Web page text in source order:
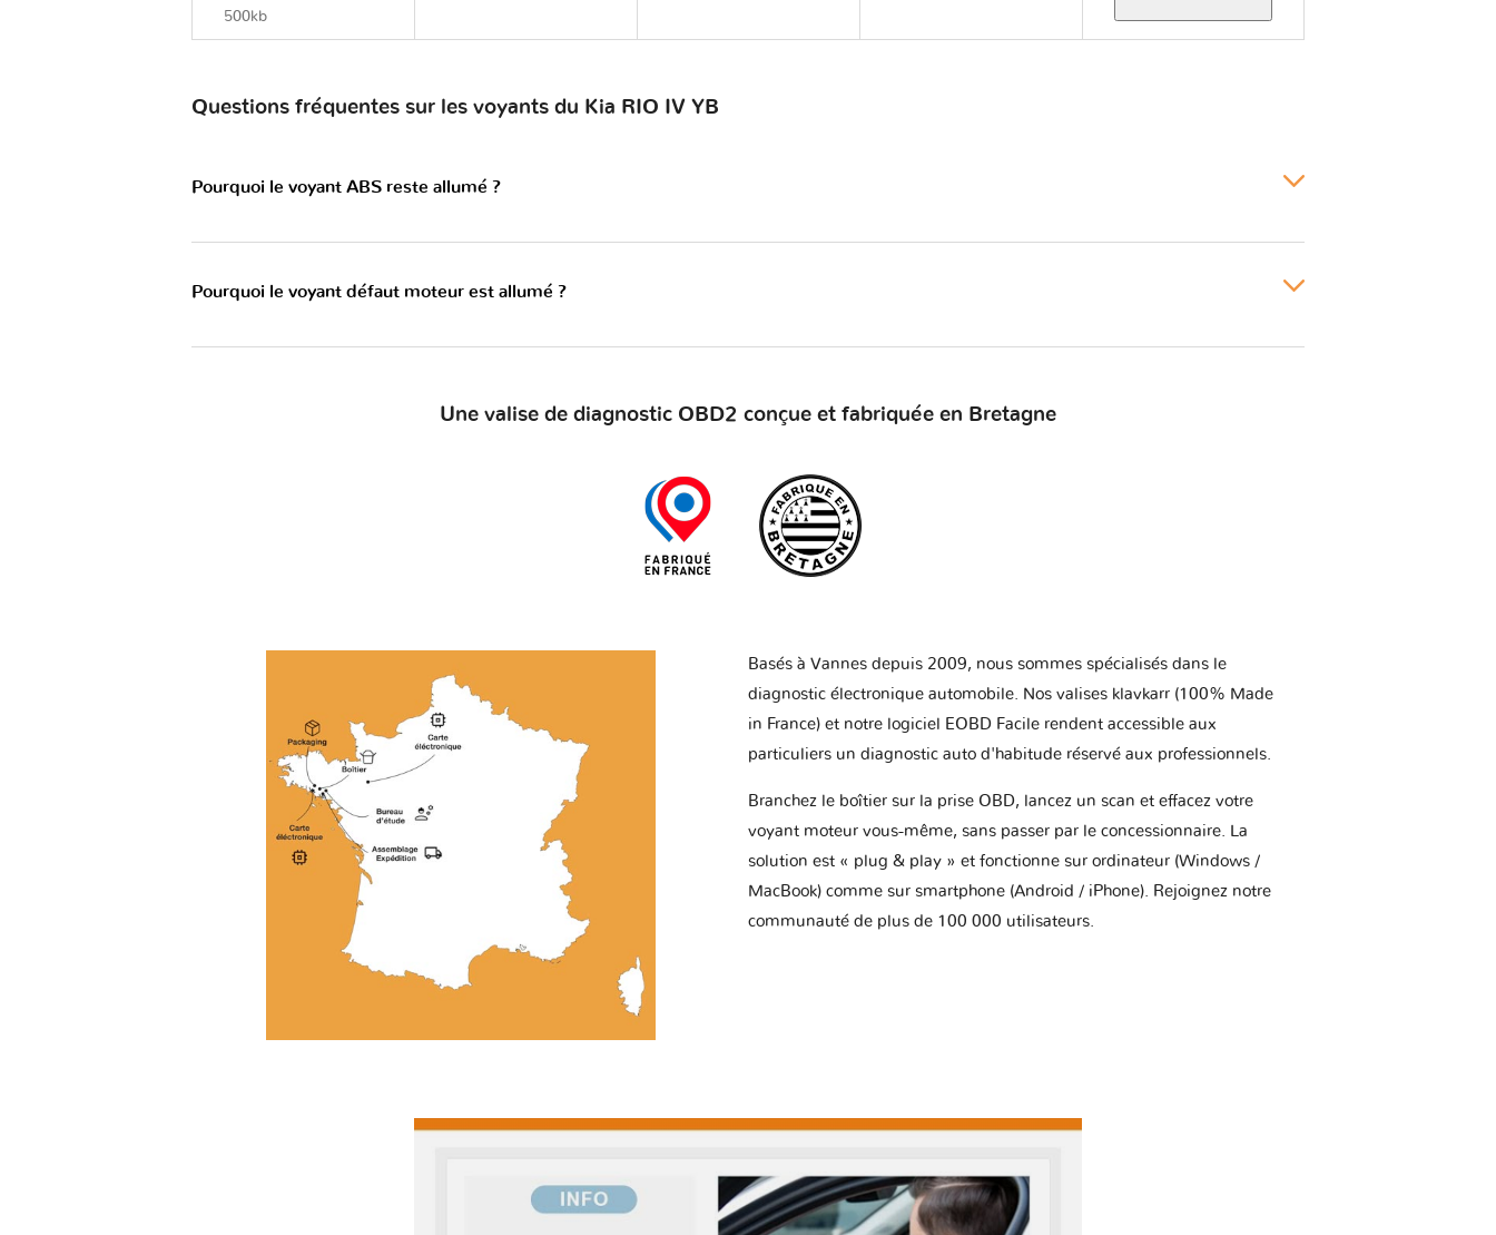
500kb
Questions fréquentes sur les voyants du Kia RIO IV YB
Pourquoi le voyant ABS reste allumé ?
Pourquoi le voyant défaut moteur est allumé ?
Une valise de diagnostic OBD2 conçue et fabriquée en Bretagne
Basés à Vannes depuis 2009, nous sommes spécialisés dans le
diagnostic électronique automobile. Nos valises klavkarr (100% Made
in France) et notre logiciel EOBD Facile rendent accessible aux
particuliers un diagnostic auto d'habitude réservé aux professionnels.
Branchez le boîtier sur la prise OBD, lancez un scan et effacez votre
voyant moteur vous-même, sans passer par le concessionnaire. La
solution est « plug & play » et fonctionne sur ordinateur (Windows /
MacBook) comme sur smartphone (Android / iPhone). Rejoignez notre
communauté de plus de 100 000 utilisateurs.